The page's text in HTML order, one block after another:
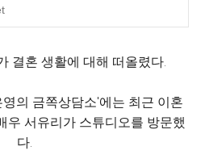
결혼 생활에 대해 떠올렸다.
의 금쪽상담소'에는 최근 이혼
우 서유리가 스튜디오를 방문했
다.